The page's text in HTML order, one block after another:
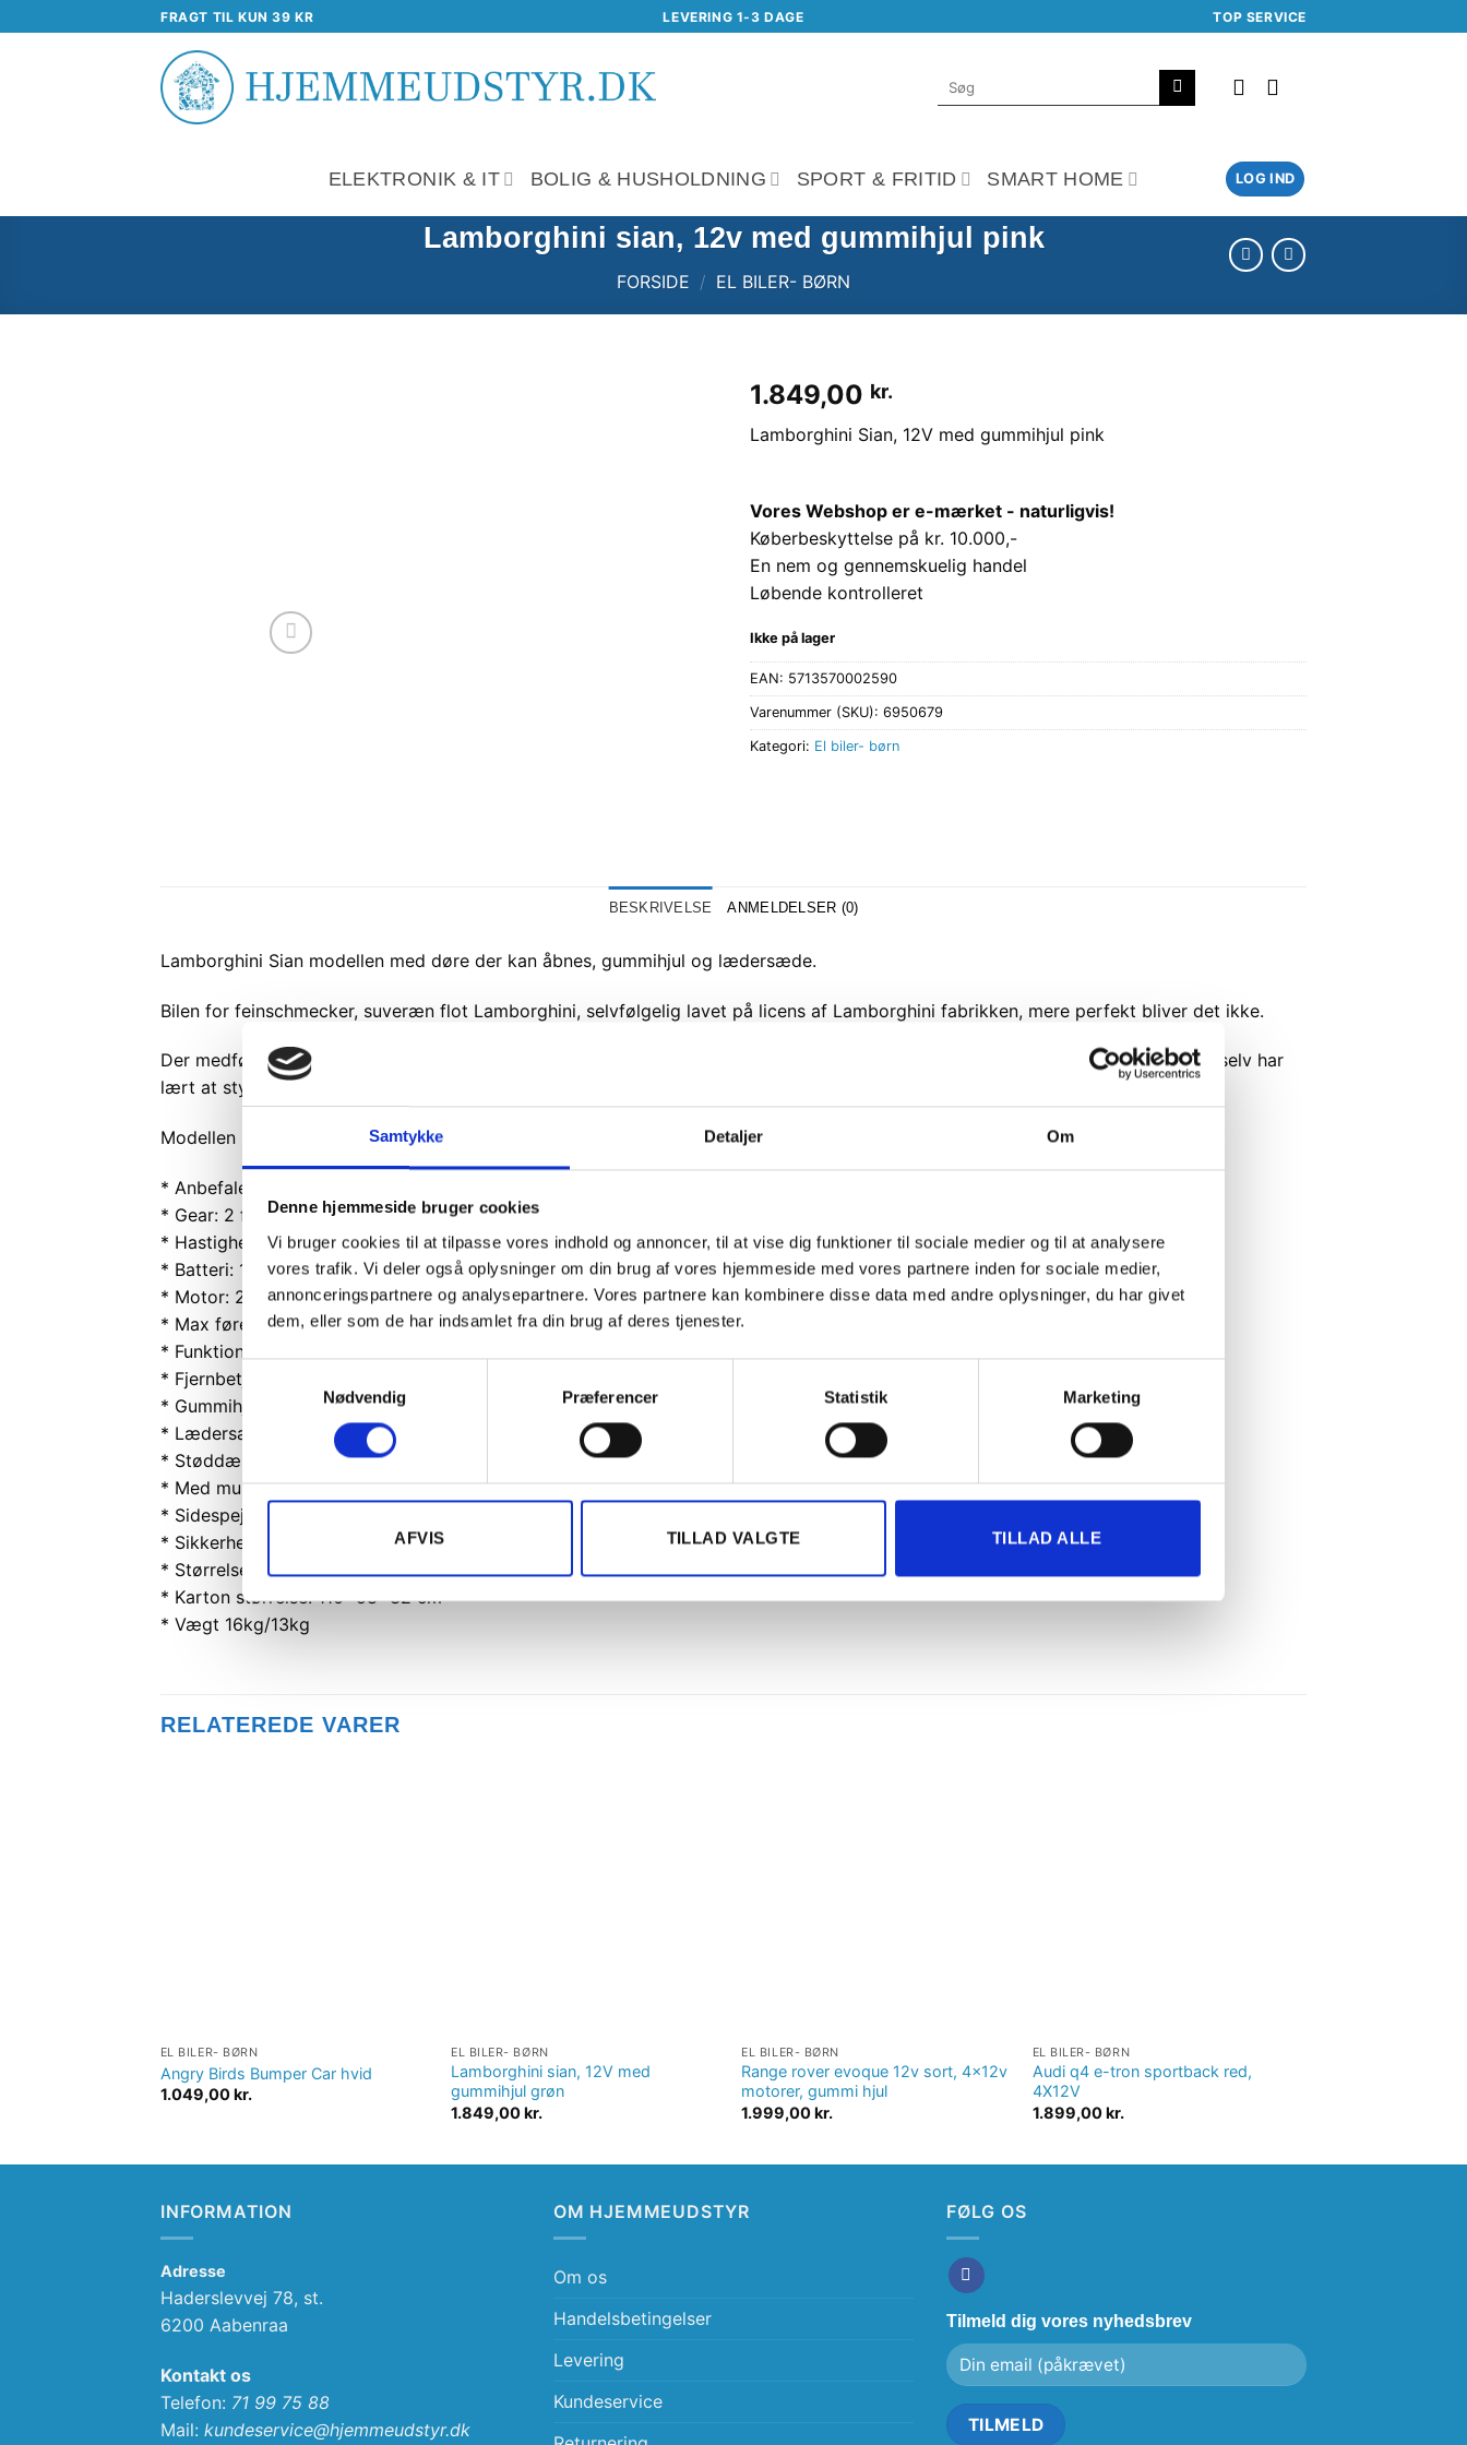
Samtykke Detaljer Om
Denne hjemmeside bruger cookies
Vi bruger cookies til at tilpasse vores indhold og annoncer, til at vise dig funktioner til sociale medier og til at analysere
vores trafik. Vi deler også oplysninger om din brug af vores hjemmeside med vores partnere inden for sociale medier,
annonceringspartnere og analysepartnere. Vores partnere kan kombinere disse data med andre oplysninger, du har givet
dem, eller som de har indsamlet fra din brug af deres tjenester.
Nødvendig
Præferencer Statistik Marketing
AFVIS TILLAD VALGTE TILLAD ALLE
til
FRAGT TIL KUN 39 KR LEVERING 1-3 DAGE TOP SERVICE
Søg
efter:
ELEKTRONIK & IT BOLIG & HUSHOLDNING SPORT & FRITID SMART HOME LOG IND
Lamborghini sian, 12v med gummihjul pink
FORSIDE / EL BILER- BØRN
1.849,00 kr.
Lamborghini Sian, 12V med gummihjul pink
Vores Webshop er e-mærket - naturligvis!
Køberbeskyttelse på kr. 10.000,-
En nem og gennemskuelig handel
Løbende kontrolleret
Ikke på lager
EAN: 5713570002590
Varenummer (SKU): 6950679
Kategori: El biler- børn
BESKRIVELSE ANMELDELSER (0)
Lamborghini Sian modellen med døre der kan åbnes, gummihjul og lædersæde.
Bilen for feinschmecker, suveræn flot Lamborghini, selvfølgelig lavet på licens af Lamborghini fabrikken, mere perfekt bliver det ikke.
Der medfølger en fjernbetjening som er en stor fordel, da en voksen har mulighed for at have kontrollen over bilen indtil barnet selv har
lært at styre bilen.
Modellen har kørelys samt MP3 indgang, så barnet kan høre sin favorit musik.
* Anbefalet alder: +3
* Gear: 2 fremadgående og bakgear
* Hastighed: 3-5 km i timen
* Batteri: 12V
* Motor: 2x12V
* Max førervægt: 25kg
* Funktion: Lys, lyd og musik
* Fjernbetjening 2.4GHz
* Gummihjul
* Lædersæde
* Støddæmper foran
* Med mulighed for tilslutning af MP3 afspiller
* Sidespejle
* Sikkerhedssele
* Størrelse: 108x62x40 cm
* Karton størrelse: 110x58x32 cm
* Vægt 16kg/13kg
RELATEREDE VARER
EL BILER- BØRN
Angry Birds Bumper Car hvid
1.049,00 kr.
EL BILER- BØRN
Lamborghini sian, 12V med
gummihjul grøn
1.849,00kr.
EL BILER- BØRN
Range rover evoque 12v sort, 4x12v
motorer, gummi hjul
1.999,00kr.
EL BILER- BØRN
Audi q4 e-tron sportback red,
4X12V
1.899,00kr.
INFORMATION
Adresse
Haderslevvej 78, st.
6200 Aabenraa
Kontakt os
Telefon: 71 99 75 88
Mail: kundeservice@hjemmeudstyr.dk
OM HJEMMEUDSTYR
Om os
Handelsbetingelser
Levering
Kundeservice
FØLG OS
Tilmeld dig vores nyhedsbrev